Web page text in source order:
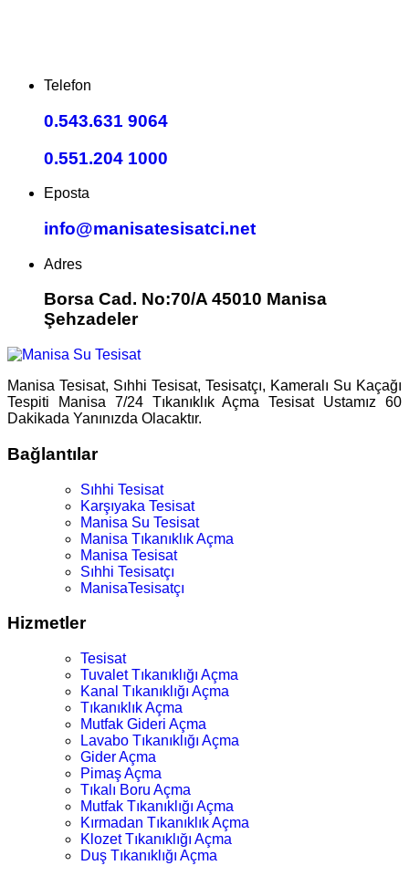
Telefon
0.543.631 9064
0.551.204 1000
Eposta
info@manisatesisatci.net
Adres
Borsa Cad. No:70/A 45010 Manisa
Şehzadeler
Manisa Tesisat, Sıhhi Tesisat, Tesisatçı, Kameralı Su Kaçağı
Tespiti Manisa 7/24 Tıkanıklık Açma Tesisat Ustamız 60
Dakikada Yanınızda Olacaktır.
Bağlantılar
Sıhhi Tesisat
Karşıyaka Tesisat
Manisa Su Tesisat
Manisa Tıkanıklık Açma
Manisa Tesisat
Sıhhi Tesisatçı
ManisaTesisatçı
Hizmetler
Tesisat
Tuvalet Tıkanıklığı Açma
Kanal Tıkanıklığı Açma
Tıkanıklık Açma
Mutfak Gideri Açma
Lavabo Tıkanıklığı Açma
Gider Açma
Pimaş Açma
Tıkalı Boru Açma
Mutfak Tıkanıklığı Açma
Kırmadan Tıkanıklık Açma
Klozet Tıkanıklığı Açma
Duş Tıkanıklığı Açma